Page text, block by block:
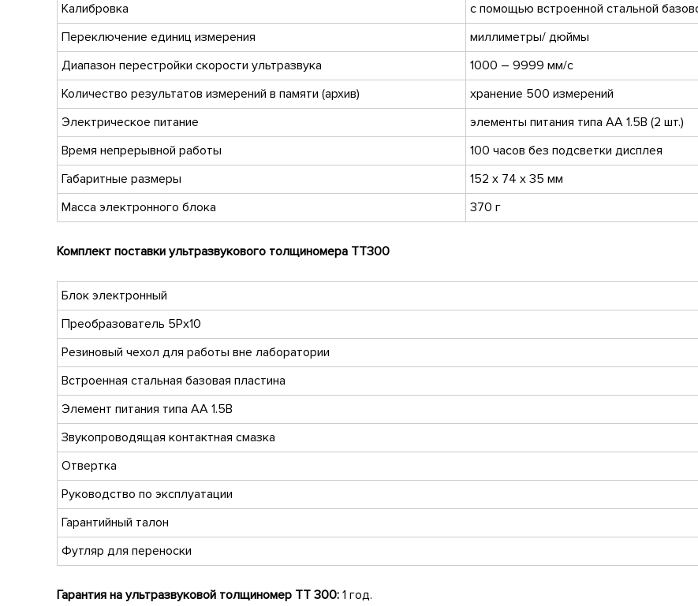
Калибровка
с помощью встроенной стальной
Переключение единиц измерения
миллиметры/ дюймы
Диапазон перестройки скорости ультразвука
1000 – 9999 мм/с
Количество результатов измерений в памяти (архив)
хранение 500 измерений
Электрическое питание
элементы питания типа AA 1.5В (2 шт.)
Время непрерывной работы
100 часов без подсветки дисплея
Габаритные размеры
152 x 74 x 35 мм
Масса электронного блока
370 г
Комплект поставки ультразвукового толщиномера TT300
Блок электронный
Преобразователь 5Рx10
Резиновый чехол для работы вне лаборатории
Встроенная стальная базовая пластина
Элемент питания типа AA 1.5В
Звукопроводящая контактная смазка
Отвертка
Руководство по эксплуатации
Гарантийный талон
Футляр для переноски
Гарантия на ультразвуковой толщиномер TT 300: 1 год.